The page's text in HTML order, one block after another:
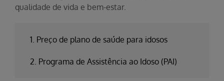
qualidade de vida e bem-estar.
1. Preço de plano de saúde para idosos
2. Programa de Assistência ao Idoso (PAI)